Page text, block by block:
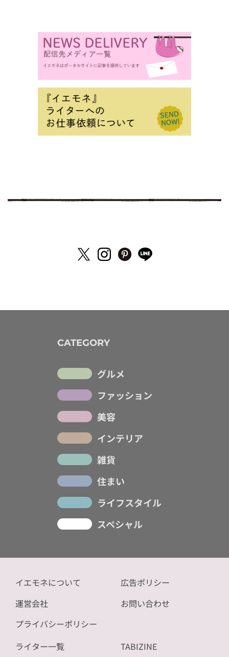
CATEGORY
グルメ
ファッション
美容
インテリア
雑貨
住まい
ライフスタイル
スペシャル
イエモネについて
運営会社
プライバシーポリシー
広告ポリシー
お問い合わせ
ライター一覧 TABIZINE